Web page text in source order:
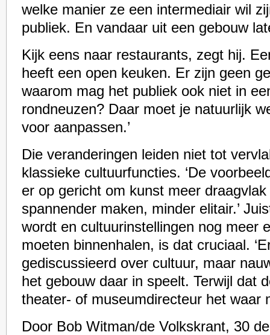
welke manier ze een intermediair wil
publiek. En vandaar uit een gebouw
Kijk eens naar restaurants, zegt hij.
heeft een open keuken. Er zijn geen
waarom mag het publiek ook niet in
rondneuzen? Daar moet je natuurlijk
voor aanpassen.’
Die veranderingen leiden niet tot
klassieke cultuurfuncties. ‘De
er op gericht om kunst meer
spannender maken, minder elitair.’
wordt en cultuurinstellingen nog meer
moeten binnenhalen, is dat cruciaal.
gediscussieerd over cultuur, maar
het gebouw daar in speelt. Terwijl dat
theater- of museumdirecteur het waar
Door Bob Witman/de Volkskrant, 30